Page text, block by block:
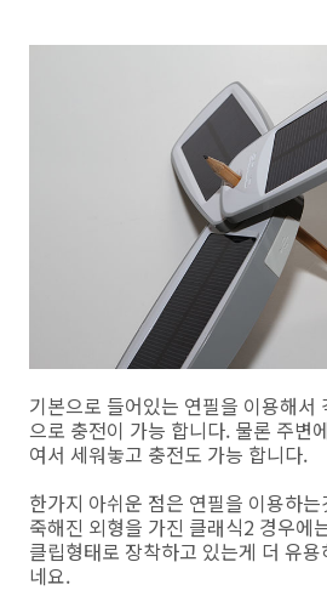
기본으로 들어있는 연필을 이용해서
으로 충전이 가능 합니다. 물론 주변
여서 세워놓고 충전도 가능 합니다.
한가지 아쉬운 점은 연필을 이용하
죽해진 외형을 가진 클래식2 경우에
클립형태로 장착하고 있는게 더 유
네요.